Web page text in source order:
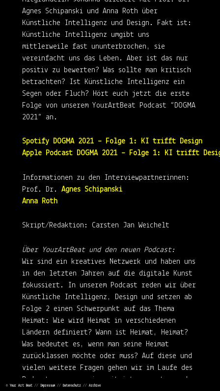
Agnes Schipanski und Anna Roth über
Künstliche Intelligenz und Design. Fakt ist:
Künstliche Intelligenz umgibt uns
mittlerweile fast ununterbrochen, sie
vereinfacht uns das Leben. Aber ist das nur
positiv zu bewerten? Was sollte man kritisch
betrachten? Ist Künstliche Intelligenz ein
Segen oder Fluch? Hört euch jetzt die erste
Folge von unserem YourArtBeat Podcast “DOGMA
2021” an.
Spotify DOGMA 2021 – Folge 1: KI trifft Design
Apple Podcast DOGMA 2021 – Folge 1: KI trifft
Informationen zu den Interviewpartnerinnen:
Prof. Dr. Agnes Schipanski
Anna Roth
Skript/Redaktion: Carsten Jan Weichelt
Über YourArtBeat und den neuen Podcast:
Wir sind ein kreatives Netzwerk und haben uns
in den letzten Jahren auf die digitale Kunst
fokussiert. In unserem Podcast reden wir über
Künstliche Intelligenz, Design und setzen ab
Folge 2 einen Schwerpunkt auf das Thema
Heimat: Wie wird Heimat in verschiedenen
Ländern definiert? Wann ist Heimat, Heimat?
Was bedeutet es, wenn man seine Heimat
zurücklassen möchte oder muss? Auf diese und
vielen weitere Fragen gehen wir im Laufe des
Podcasts genauer ein, mit interessanten und
© Your Art Beat // Impressum // Datenschutz // Archive